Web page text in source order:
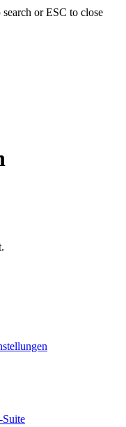
or ESC to close
Suite